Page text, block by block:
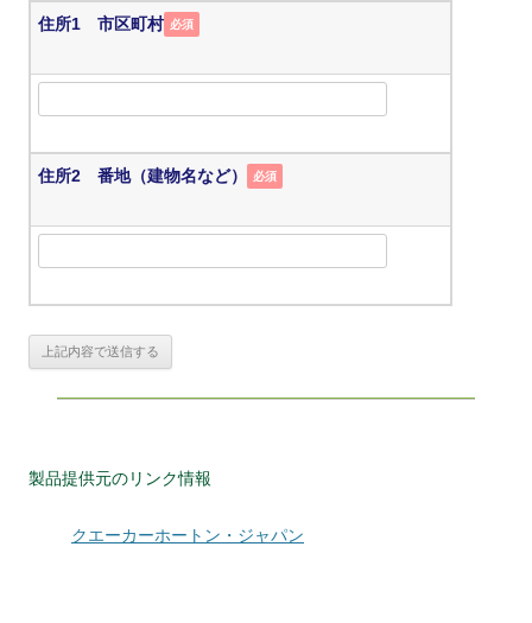
住所1 市区町村 必須
住所2 番地（建物名など） 必須
製品提供元のリンク情報
クエーカーホートン・ジャパン